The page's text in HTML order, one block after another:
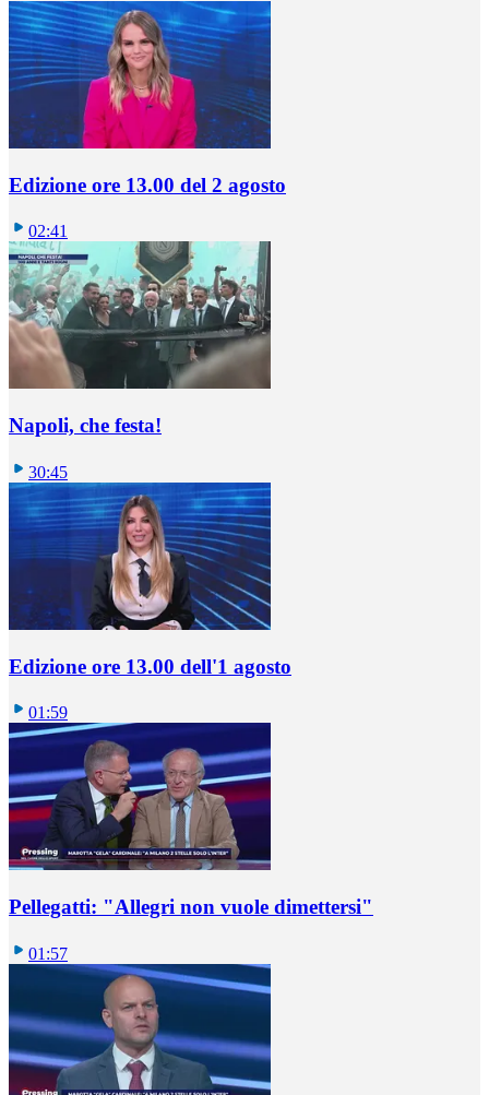
Edizione ore 13.00 del 2 agosto
02:41
Napoli, che festa!
30:45
Edizione ore 13.00 dell'1 agosto
01:59
Pellegatti: "Allegri non vuole dimettersi"
01:57